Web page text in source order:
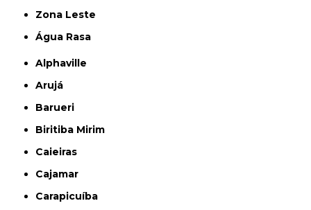
Zona Leste
Água Rasa
Alphaville
Arujá
Barueri
Biritiba Mirim
Caieiras
Cajamar
Carapicuíba